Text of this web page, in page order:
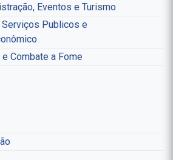
Eventos e Turismo
Serviços Publicos e
Combate a Fome